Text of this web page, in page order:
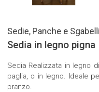
Sedie, Panche e Sgabelli
Sedia in legno pigna
Sedia Realizzata in legno
paglia, o in legno. Ideale
pranzo.